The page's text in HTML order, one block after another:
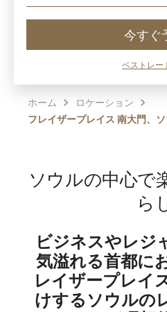
今すぐ
ベストレー
ホーム
ロケーション
フレイザープレイス 南大門、
ソウルの中心で
ら
ビジネスやレジ
気溢れる首都に
レイザープレイ
けするソウルの